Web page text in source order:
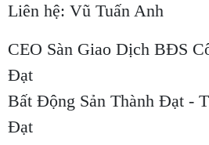
Liên hệ: Vũ Tuấn Anh
CEO Sàn Giao Dịch BĐS
Đạt
Bất Động Sản Thành Đạt -
Đạt